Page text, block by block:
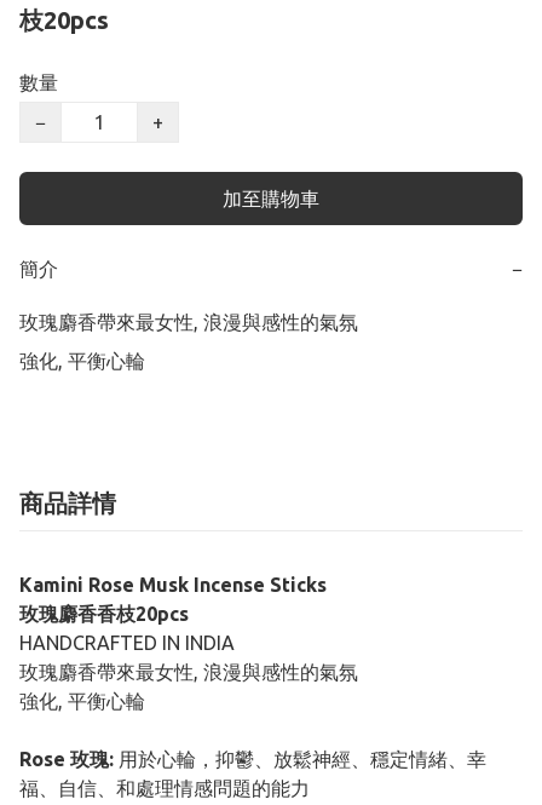
枝20pcs
數量
−
+
加至購物車
簡介 −
玫瑰麝香帶來最女性, 浪漫與感性的氣氛
強化, 平衡心輪
商品詳情
Kamini Rose Musk Incense Sticks
玫瑰麝香香枝20pcs
HANDCRAFTED IN INDIA
玫瑰麝香帶來最女性, 浪漫與感性的氣氛
強化, 平衡心輪
Rose 玫瑰: 用於心輪，抑鬱、放鬆神經、穩定情緒、幸
福、自信、和處理情感問題的能力